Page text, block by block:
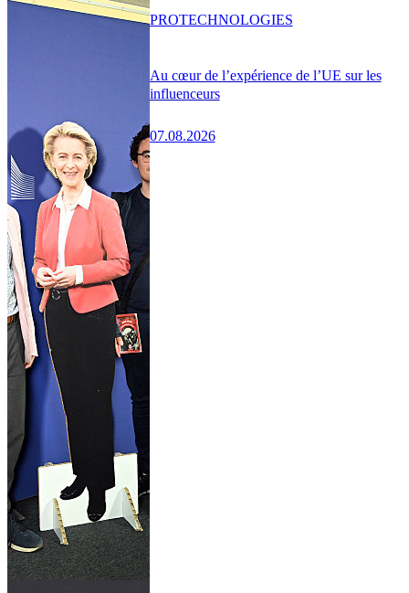
Au cœur de l’expérience de l’UE sur les
influenceurs
07.08.2026
PROTECHNOLOGIES